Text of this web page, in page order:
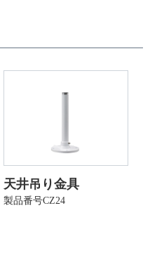
天井吊り金具
製品番号CZ24